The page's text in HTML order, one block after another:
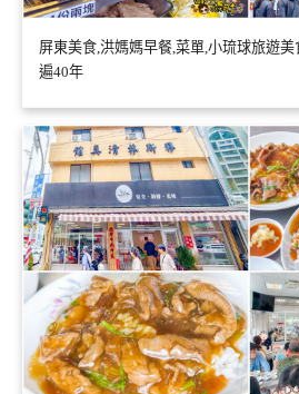
屏東美食,洪媽媽早餐,菜單,小琉球旅遊美
遍40年